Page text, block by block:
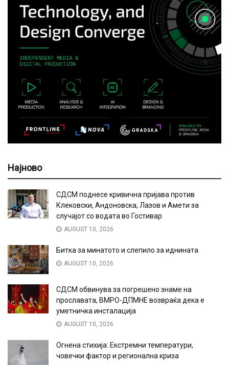
Најново
СДСМ поднесе кривична пријава против
Клековски, Андоновска, Лазов и Амети за
случајот со водата во Гостивар
AUGUST 10, 2026
Битка за минатото и слепило за иднината
AUGUST 10, 2026
СДСМ обвинува за погрешено знаме на
прославата, ВМРО-ДПМНЕ возвраќа дека е
уметничка инсталација
AUGUST 10, 2026
Огнена стихија: Екстремни температури,
човечки фактор и регионална криза